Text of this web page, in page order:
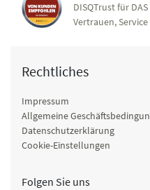
DISQTrust für
Vertrauen,
Rechtliches
Impressum
Allgemeine
Datenschutzerklärung
Cookie-Einstellungen
Folgen Sie uns